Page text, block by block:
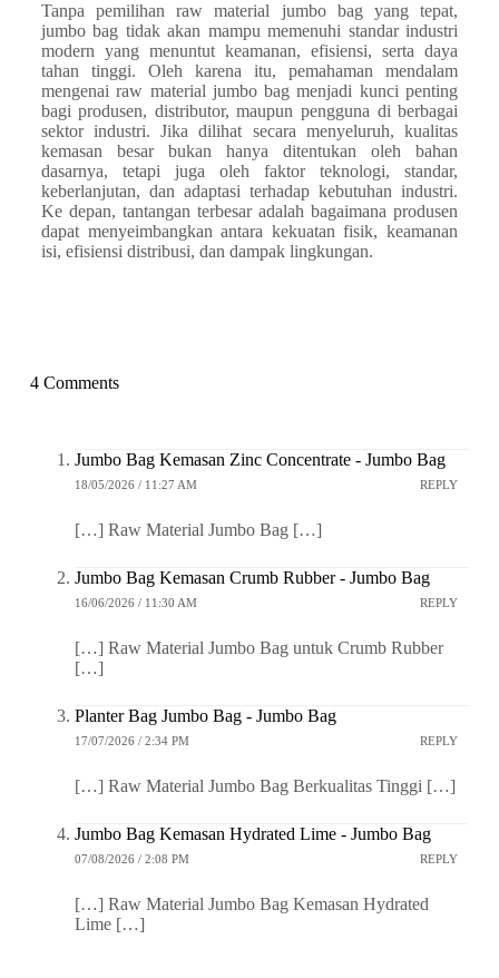
Tanpa pemilihan raw material jumbo bag yang tepat,
jumbo bag tidak akan mampu memenuhi standar industri
modern yang menuntut keamanan, efisiensi, serta daya
tahan tinggi. Oleh karena itu, pemahaman mendalam
mengenai raw material jumbo bag menjadi kunci penting
bagi produsen, distributor, maupun pengguna di berbagai
sektor industri. Jika dilihat secara menyeluruh, kualitas
kemasan besar bukan hanya ditentukan oleh bahan
dasarnya, tetapi juga oleh faktor teknologi, standar,
keberlanjutan, dan adaptasi terhadap kebutuhan industri.
Ke depan, tantangan terbesar adalah bagaimana produsen
dapat menyeimbangkan antara kekuatan fisik, keamanan
isi, efisiensi distribusi, dan dampak lingkungan.
4 Comments
Jumbo Bag Kemasan Zinc Concentrate - Jumbo Bag
18/05/2026 / 11:27 AM REPLY
[…] Raw Material Jumbo Bag […]
Jumbo Bag Kemasan Crumb Rubber - Jumbo Bag
16/06/2026 / 11:30 AM REPLY
[…] Raw Material Jumbo Bag untuk Crumb Rubber
[…]
Planter Bag Jumbo Bag - Jumbo Bag
17/07/2026 / 2:34 PM REPLY
[…] Raw Material Jumbo Bag Berkualitas Tinggi […]
Jumbo Bag Kemasan Hydrated Lime - Jumbo Bag
07/08/2026 / 2:08 PM REPLY
[…] Raw Material Jumbo Bag Kemasan Hydrated
Lime […]